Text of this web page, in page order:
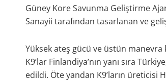
Güney Kore Savunma Geliştirme
Sanayii tarafından tasarlanan ve
Yüksek ateş gücü ve üstün manevra
K9’lar Finlandiya’nın yanı sıra
edildi. Öte yandan K9’ların üreticisi